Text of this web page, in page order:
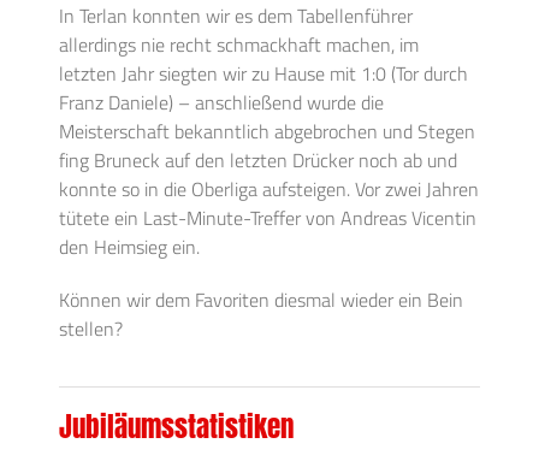
In Terlan konnten wir es dem Tabellenführer
allerdings nie recht schmackhaft machen, im
letzten Jahr siegten wir zu Hause mit 1:0 (Tor durch
Franz Daniele) – anschließend wurde die
Meisterschaft bekanntlich abgebrochen und Stegen
fing Bruneck auf den letzten Drücker noch ab und
konnte so in die Oberliga aufsteigen. Vor zwei Jahren
tütete ein Last-Minute-Treffer von Andreas Vicentin
den Heimsieg ein.
Können wir dem Favoriten diesmal wieder ein Bein
stellen?
Jubiläumsstatistiken